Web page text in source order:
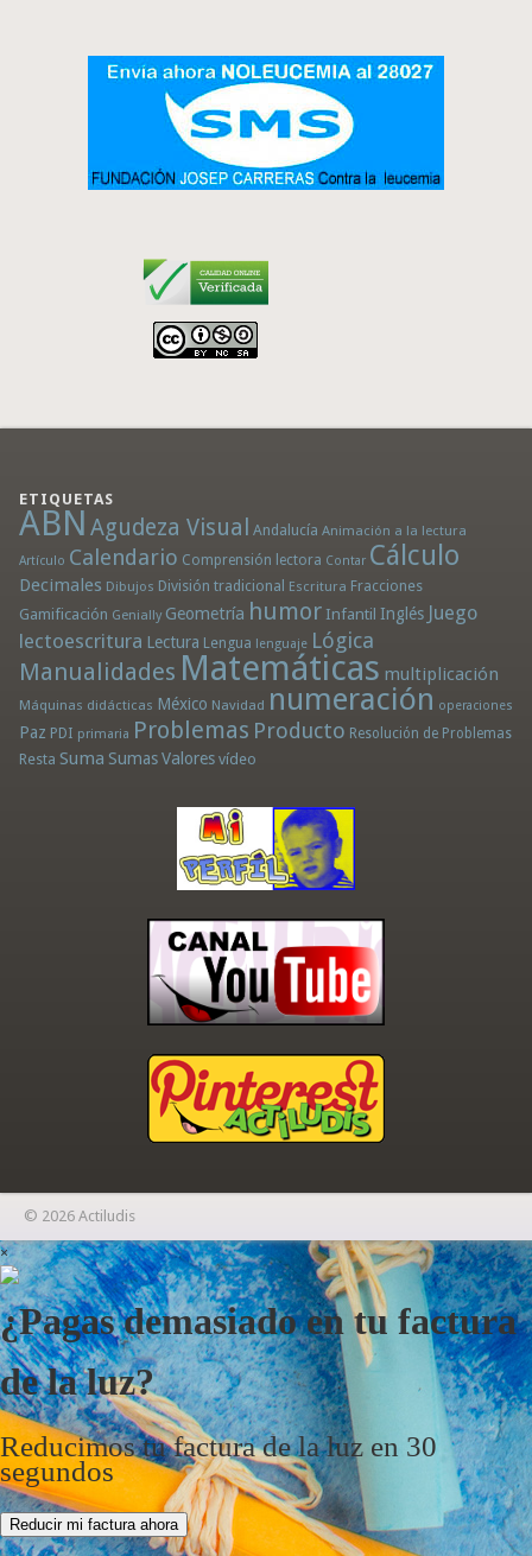
ETIQUETAS
ABN Agudeza Visual Andalucía Animación a la lectura
Artículo Calendario Comprensión lectora Contar Cálculo
Decimales Dibujos División tradicional Escritura Fracciones
Gamificación Genially Geometría humor Infantil Inglés Juego
lectoescritura Lectura Lengua lenguaje Lógica
Manualidades Matemáticas multiplicación
Máquinas didácticas México Navidad numeración operaciones
Paz PDI primaria Problemas Producto Resolución de Problemas
Resta Suma Sumas Valores vídeo
© 2026 Actiludis
×
¿Pagas demasiado en tu factura
de la luz?
Reducimos tu factura de la luz en 30
segundos
Reducir mi factura ahora